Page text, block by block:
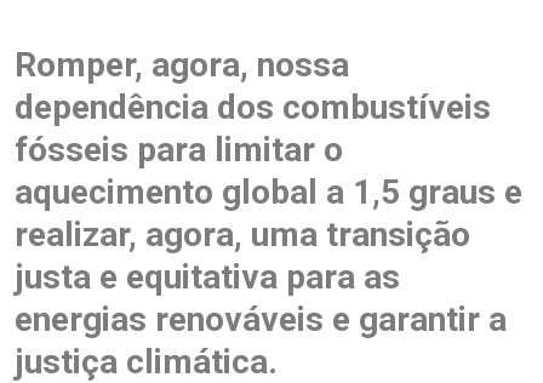
Romper, agora, nossa
dependência dos combustíveis
fósseis para limitar o
aquecimento global a 1,5 graus e
realizar, agora, uma transição
justa e equitativa para as
energias renováveis e garantir a
justiça climática.